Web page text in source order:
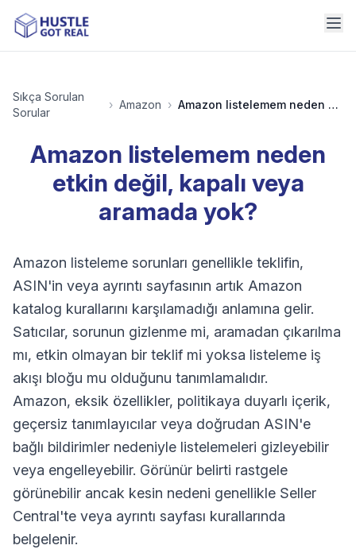
Sıkça Sorulan
Sorular
› Amazon › Amazon listelemem neden etkin değil, kapalı veya aramada yok?
Amazon listelemem neden
etkin değil, kapalı veya
aramada yok?
Amazon listeleme sorunları genellikle teklifin,
ASIN'in veya ayrıntı sayfasının artık Amazon
katalog kurallarını karşılamadığı anlamına gelir.
Satıcılar, sorunun gizlenme mi, aramadan çıkarılma
mı, etkin olmayan bir teklif mi yoksa listeleme iş
akışı bloğu mu olduğunu tanımlamalıdır.
Amazon, eksik özellikler, politikaya duyarlı içerik,
geçersiz tanımlayıcılar veya doğrudan ASIN'e
bağlı bildirimler nedeniyle listelemeleri gizleyebilir
veya engelleyebilir. Görünür belirti rastgele
görünebilir ancak kesin nedeni genellikle Seller
Central'te veya ayrıntı sayfası kurallarında
belgelenir.